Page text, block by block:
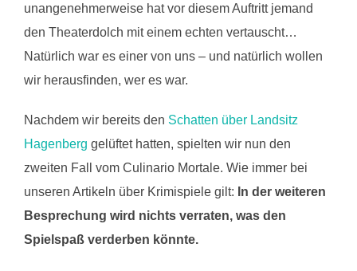
unangenehmerweise hat vor diesem Auftritt jemand
den Theaterdolch mit einem echten vertauscht…
Natürlich war es einer von uns – und natürlich wollen
wir herausfinden, wer es war.
Nachdem wir bereits den Schatten über Landsitz
Hagenberg gelüftet hatten, spielten wir nun den
zweiten Fall vom Culinario Mortale. Wie immer bei
unseren Artikeln über Krimispiele gilt: In der weiteren
Besprechung wird nichts verraten, was den
Spielspaß verderben könnte.